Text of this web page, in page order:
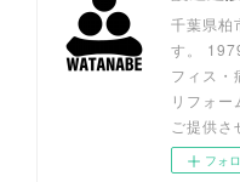
千葉県柏
す。
フィス・
リフォ
ご提供さ
フォ